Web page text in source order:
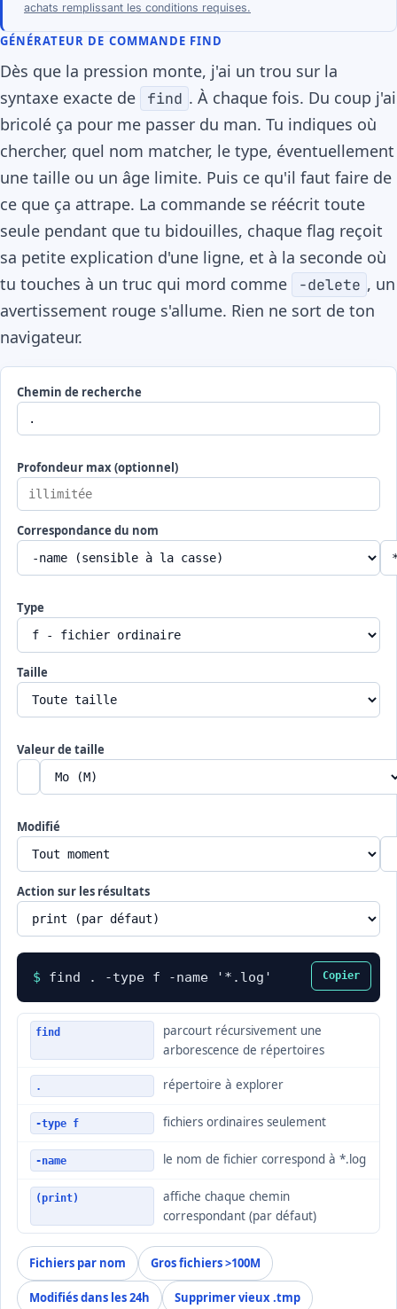
achats remplissant les conditions requises.
GÉNÉRATEUR DE COMMANDE FIND
Dès que la pression monte, j'ai un trou sur la
syntaxe exacte de
find . À chaque fois. Du coup j'ai
bricolé ça pour me passer du man. Tu indiques où
chercher, quel nom matcher, le type, éventuellement
une taille ou un âge limite. Puis ce qu'il faut faire de
ce que ça attrape. La commande se réécrit toute
seule pendant que tu bidouilles, chaque flag reçoit
sa petite explication d'une ligne, et à la seconde où
tu touches à un truc qui mord comme
-delete , un
avertissement rouge s'allume. Rien ne sort de ton
navigateur.
Chemin de recherche
Profondeur max (optionnel)
Correspondance du nom
Type
Taille
Valeur de taille
Modifié
Action sur les résultats
$ find . -type f -name '*.log' Copier
find
parcourt récursivement une
arborescence de répertoires
. répertoire à explorer
-type f fichiers ordinaires seulement
-name le nom de fichier correspond à *.log
(print)
affiche chaque chemin
correspondant (par défaut)
Fichiers par nom Gros fichiers >100M
Modifiés dans les 24h Supprimer vieux .tmp